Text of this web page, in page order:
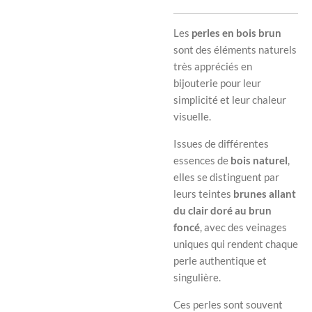
Les perles en bois brun
sont des éléments naturels
très appréciés en
bijouterie pour leur
simplicité et leur chaleur
visuelle.
Issues de différentes
essences de bois naturel,
elles se distinguent par
leurs teintes brunes allant
du clair doré au brun
foncé, avec des veinages
uniques qui rendent chaque
perle authentique et
singulière.
Ces perles sont souvent